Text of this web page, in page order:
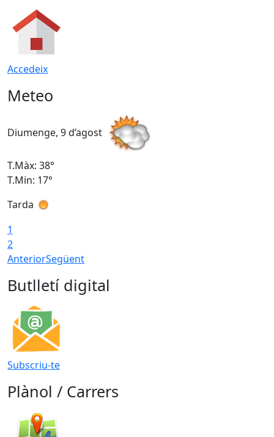
Accedeix
Meteo
Diumenge, 9 d’agost
T.Màx: 38°
T.Min: 17°
Tarda
1
2
AnteriorSegüent
Butlletí digital
Subscriu-te
Plànol / Carrers